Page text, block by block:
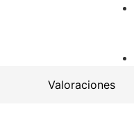
Valoraciones